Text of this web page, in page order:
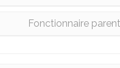
Fonctionnaire